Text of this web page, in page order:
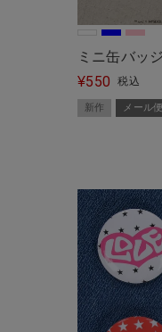
ミニ缶バッ
便対応＞
¥550 税込
新作 メール